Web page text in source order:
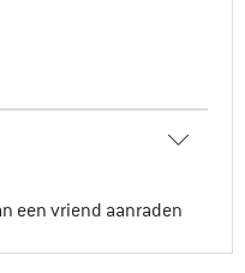
een vriend aanraden